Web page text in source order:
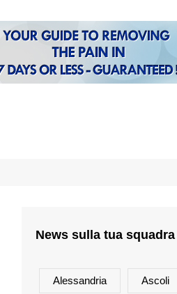
News sulla tua squadra
Alessandria Ascoli